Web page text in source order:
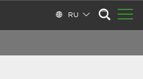
RU